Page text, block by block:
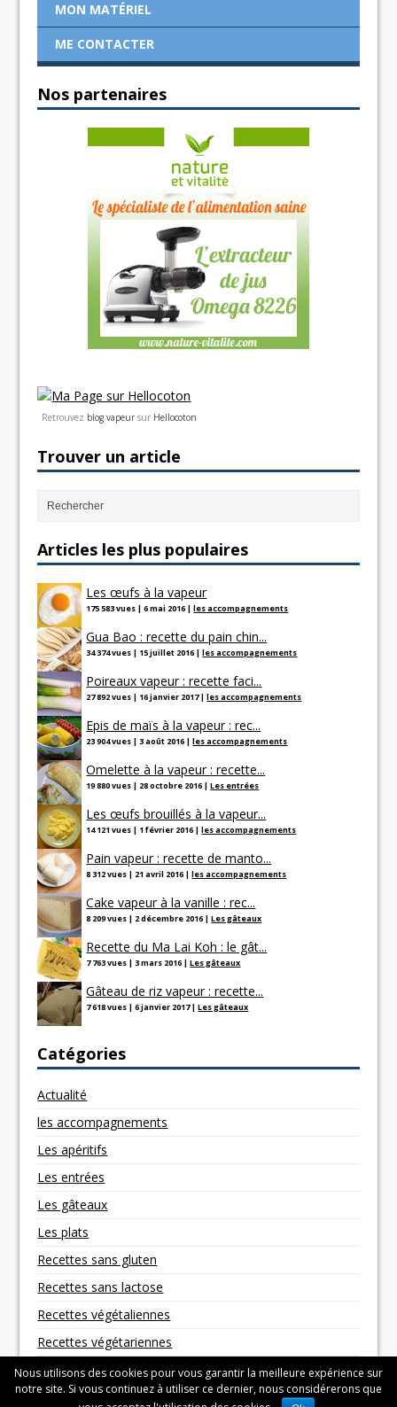
MON MATÉRIEL
ME CONTACTER
Nos partenaires
Retrouvez blog vapeur sur Hellocoton
Trouver un article
Articles les plus populaires
Les œufs à la vapeur
175 583 vues |6 mai 2016 |les accompagnements
Gua Bao : recette du pain chin...
34 374 vues | 15 juillet 2016 |les accompagnements
Poireaux vapeur : recette faci...
27 892 vues | 16 janvier 2017|les accompagnements
Epis de maïs à la vapeur : rec...
23 904 vues |3 août 2016 |les accompagnements
Omelette à la vapeur : recette...
19 880 vues | 28 octobre 2016 |Les entrées
Les œufs brouillés à la vapeur...
14 121 vues | 1 février 2016 |les accompagnements
Pain vapeur : recette de manto...
8 312 vues | 21 avril 2016 |les accompagnements
Cake vapeur à la vanille : rec...
8 209 vues | 2 décembre 2016 |Les gâteaux
Recette du Ma Lai Koh : le gât...
7 763 vues |3 mars 2016 |Les gâteaux
Gâteau de riz vapeur : recette...
7 618 vues |6 janvier 2017|Les gâteaux
Catégories
Actualité
les accompagnements
Les apéritifs
Les entrées
Les gâteaux
Les plats
Recettes sans gluten
Recettes sans lactose
Recettes végétaliennes
Recettes végétariennes
Nous utilisons des cookies pour vous garantir la meilleure expérience sur
notre site. Si vous continuez à utiliser ce dernier, nous considérerons que